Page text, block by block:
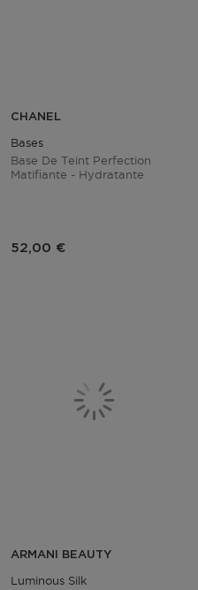
CHANEL
Bases
Base De Teint Perfection
Matifiante - Hydratante
52,00 €
ARMANI BEAUTY
Luminous Silk